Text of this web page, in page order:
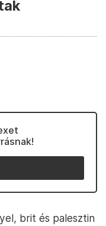
brit és palesztin